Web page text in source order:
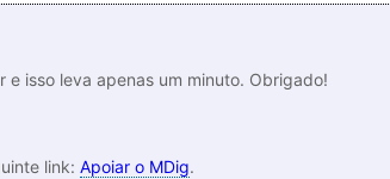
isso leva apenas um minuto. Obrigado!
link: Apoiar o MDig.